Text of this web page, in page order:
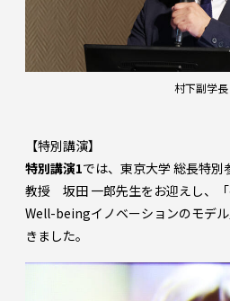
村下副学長
【特別講演】
特別講演1では、東京大学 総長特
教授 坂田 一郎先生をお迎えし、
Well-beingイノベーションのモデ
きました。